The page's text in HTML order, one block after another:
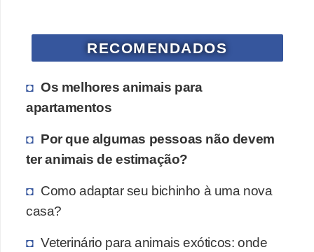
RECOMENDADOS
Os melhores animais para
apartamentos
Por que algumas pessoas não devem
ter animais de estimação?
Como adaptar seu bichinho à uma nova
casa?
Veterinário para animais exóticos: onde
n
á
r
i
s
e
s